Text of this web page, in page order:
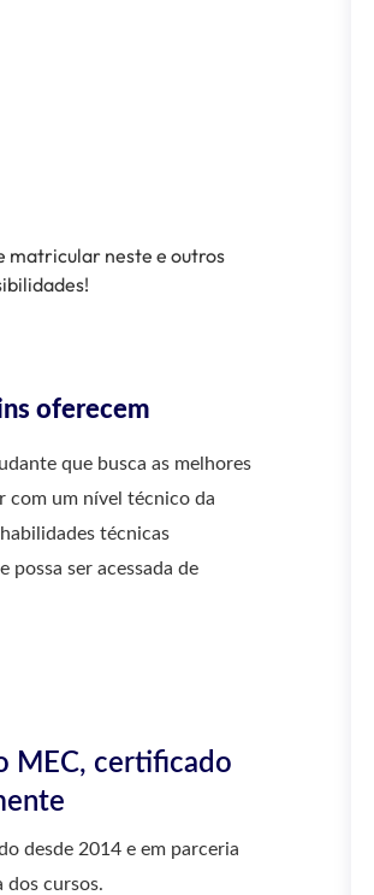
matricular neste e outros
oferecem
que busca as melhores
com um nível técnico da
técnicas
possa ser acessada de
MEC, certificado
desde 2014 e em parceria
cursos.